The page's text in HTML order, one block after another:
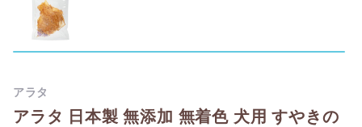
アラタ 日本製 無添加 無着色 犬用 すやきの
アラタ